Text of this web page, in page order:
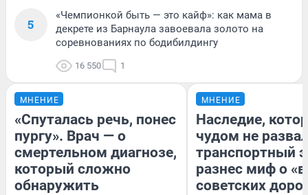
5
«Чемпионкой быть — это кайф»: как мама в
декрете из Барнаула завоевала золото на
соревнованиях по бодибилдингу
16 550 1
МНЕНИЕ
«Спуталась речь, понес
пургу». Врач — о
смертельном диагнозе,
который сложно
обнаружить
МНЕНИЕ
Наследие,
чудом не
транспортный
разнес миф о
советских